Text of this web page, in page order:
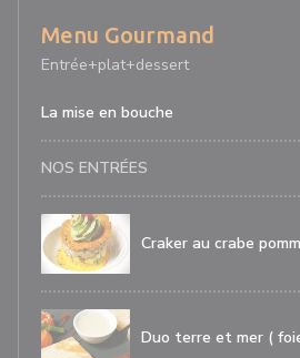
Menu Gourmand
Entrée+plat+dessert
La mise en bouche
NOS ENTRÉES
Craker au crabe
Duo terre et mer (